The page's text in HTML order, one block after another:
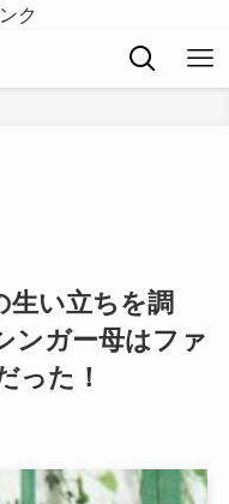
ク
生い立ちを調
ンガー母はファ
った！